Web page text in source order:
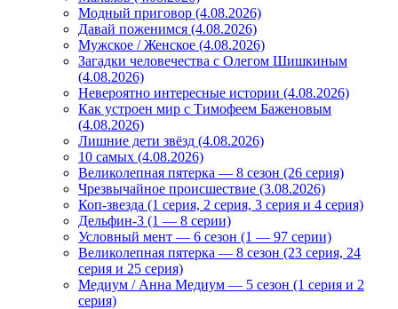
Модный приговор (4.08.2026)
Давай поженимся (4.08.2026)
Мужское / Женское (4.08.2026)
Загадки человечества с Олегом Шишкиным
(4.08.2026)
Невероятно интересные истории (4.08.2026)
Как устроен мир с Тимофеем Баженовым
(4.08.2026)
Лишние дети звёзд (4.08.2026)
10 самых (4.08.2026)
Великолепная пятерка — 8 сезон (26 серия)
Чрезвычайное происшествие (3.08.2026)
Коп-звезда (1 серия, 2 серия, 3 серия и 4 серия)
Дельфин-3 (1 — 8 серии)
Условный мент — 6 сезон (1 — 97 серии)
Великолепная пятерка — 8 сезон (23 серия, 24
серия и 25 серия)
Медиум / Анна Медиум — 5 сезон (1 серия и 2
серия)